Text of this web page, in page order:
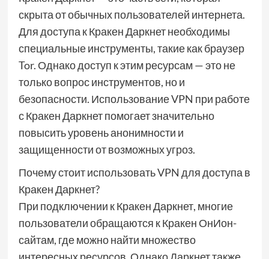
скрыта от обычных пользователей интернета.
Для доступа к Кракен Даркнет необходимы
специальные инструменты, такие как браузер
Tor. Однако доступ к этим ресурсам — это не
только вопрос инструментов, но и
безопасности. Использование VPN при работе
с Кракен Даркнет помогает значительно
повысить уровень анонимности и
защищенности от возможных угроз.
Почему стоит использовать VPN для доступа в
Кракен Даркнет?
При подключении к Кракен Даркнет, многие
пользователи обращаются к Кракен ОнИон-
сайтам, где можно найти множество